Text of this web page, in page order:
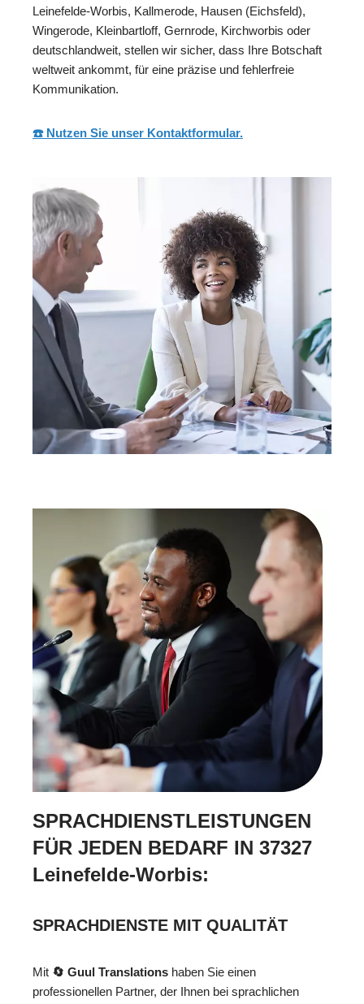
Leinefelde-Worbis, Kallmerode, Hausen (Eichsfeld),
Wingerode, Kleinbartloff, Gernrode, Kirchworbis oder
deutschlandweit, stellen wir sicher, dass Ihre Botschaft
weltweit ankommt, für eine präzise und fehlerfreie
Kommunikation.
☎️ Nutzen Sie unser Kontaktformular.
SPRACHDIENSTLEISTUNGEN
FÜR JEDEN BEDARF IN 37327
Leinefelde-Worbis:
SPRACHDIENSTE MIT QUALITÄT
Mit 🔄 Guul Translations haben Sie einen
professionellen Partner, der Ihnen bei sprachlichen